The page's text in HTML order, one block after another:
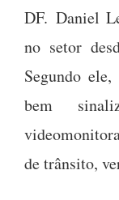
DF. Daniel
no setor
Segundo
bem
de trânsito,